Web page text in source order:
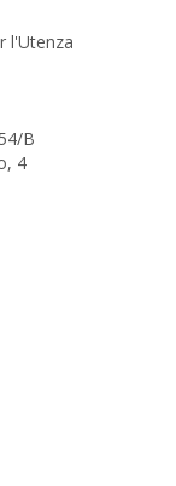
l'Utenza
B
4